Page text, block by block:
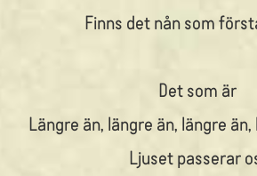
Finns det nån som
Det som är
Längre än, längre än, längre
Ljuset passerar